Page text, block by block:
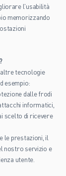
l'usabilità
memorizzando
tecnologie
esempio:
dalle frodi
informatici,
scelto di ricevere
le prestazioni, il
nostro servizio e
utente.